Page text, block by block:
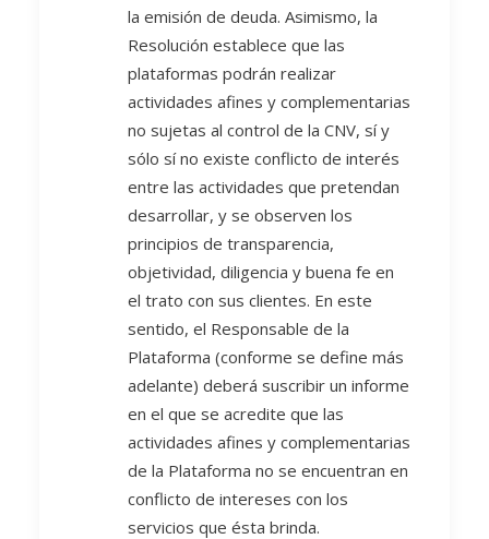
la emisión de deuda. Asimismo, la
Resolución establece que las
plataformas podrán realizar
actividades afines y complementarias
no sujetas al control de la CNV, sí y
sólo sí no existe conflicto de interés
entre las actividades que pretendan
desarrollar, y se observen los
principios de transparencia,
objetividad, diligencia y buena fe en
el trato con sus clientes. En este
sentido, el Responsable de la
Plataforma (conforme se define más
adelante) deberá suscribir un informe
en el que se acredite que las
actividades afines y complementarias
de la Plataforma no se encuentran en
conflicto de intereses con los
servicios que ésta brinda.